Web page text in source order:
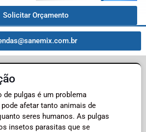
Solicitar Orçamento
de pulgas é um problema
afetar tanto animais de
seres humanos. As pulgas
insetos parasitas que se